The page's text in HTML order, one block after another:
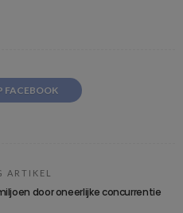
FACEBOOK
ARTIKEL
door oneerlijke concurrentie